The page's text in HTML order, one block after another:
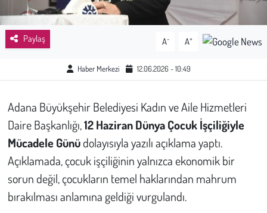
Paylaş A- A+
Haber Merkezi 12.06.2026 - 10:49
Adana Büyükşehir Belediyesi Kadın ve Aile Hizmetleri
Daire Başkanlığı,12 Haziran Dünya Çocuk İşçiliğiyle
Mücadele Günüdolayısıyla yazılı açıklama yaptı.
Açıklamada, çocuk işçiliğinin yalnızca ekonomik bir
sorun değil, çocukların temel haklarından mahrum
bırakılması anlamına geldiği vurgulandı.
Spor
Çocuk
Kültür Sanat
İnsan Hakları
Hayvan Hakları
Çevre